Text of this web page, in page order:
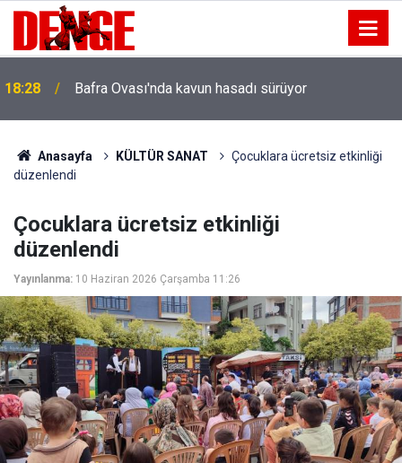
18:28 Bafra Ovası'nda kavun hasadı sürüyor
Anasayfa KÜLTÜR SANAT
Çocuklara ücretsiz etkinliği
düzenlendi
Çocuklara ücretsiz etkinliği
düzenlendi
Yayınlanma: 10 Haziran 2026 Çarşamba 11:26